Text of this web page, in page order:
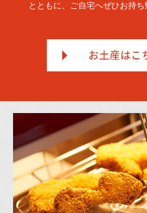
とともに、ご自宅へぜひお持ち